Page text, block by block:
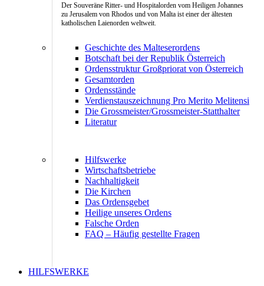
Der Souveräne Ritter- und Hospitalorden vom Heiligen Johannes
zu Jerusalem von Rhodos und von Malta ist einer der ältesten
katholischen Laienorden weltweit.
Geschichte des Malteserordens
Botschaft bei der Republik Österreich
Ordensstruktur Großpriorat von Österreich
Gesamtorden
Ordensstände
Verdienstauszeichnung Pro Merito Melitensi
Die Grossmeister/Grossmeister-Statthalter
Literatur
Hilfswerke
Wirtschaftsbetriebe
Nachhaltigkeit
Die Kirchen
Das Ordensgebet
Heilige unseres Ordens
Falsche Orden
FAQ – Häufig gestellte Fragen
HILFSWERKE